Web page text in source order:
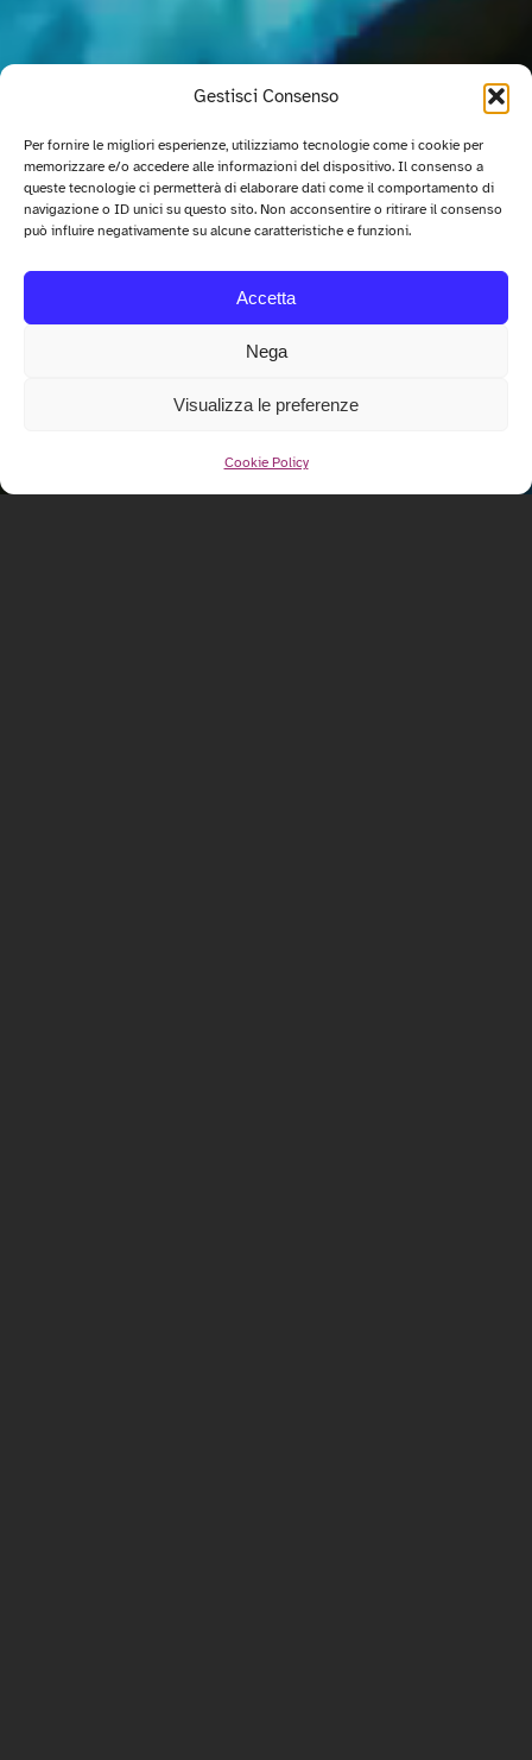
Gestisci Consenso
Per fornire le migliori esperienze, utilizziamo tecnologie come i cookie per
memorizzare e/o accedere alle informazioni del dispositivo. Il consenso a
queste tecnologie ci permetterà di elaborare dati come il comportamento di
navigazione o ID unici su questo sito. Non acconsentire o ritirare il consenso
può influire negativamente su alcune caratteristiche e funzioni.
Accetta
Nega
Visualizza le preferenze
Cookie Policy